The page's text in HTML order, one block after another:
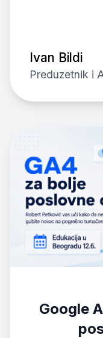
Ivan Bildi
Preduzetnik i
Google